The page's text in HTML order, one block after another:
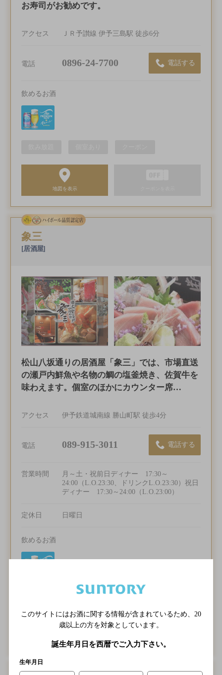
お寿司がお勧めです。
アクセス ＪＲ予讃線 伊予三島駅 徒歩6分
電話 0896-24-7700 電話する
飲めるお酒
地図を表示
象三
[居酒屋]
松山八坂通りの居酒屋「象三」では、市場直送
の瀬戸内鮮魚や名物の鯛の塩釜焼き、佐賀牛を
味わえます。個室のほかにカウンター席…
アクセス 伊予鉄道城南線 勝山町駅 徒歩4分
電話 089-915-3011 電話する
営業時間
月～土・祝前日ディナー 17:30～
24:00（L.O.23:30、ドリンクL.O.23:30）祝日
ディナー 17:30～24:00（L.O.23:00）
定休日 日曜日
飲めるお酒
個室あり クーポン
このサイトにはお酒に関する情報が含まれているため、 20
歳以上の方を対象としています。
誕生年月日を西暦でご入力下さい。
生年月日